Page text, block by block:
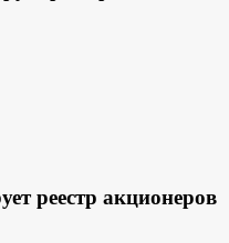
реестр акционеров